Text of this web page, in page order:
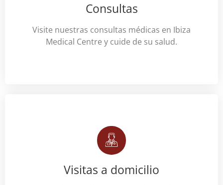
Consultas
Visite nuestras consultas médicas en Ibiza
Medical Centre y cuide de su salud.
Visitas a domicilio